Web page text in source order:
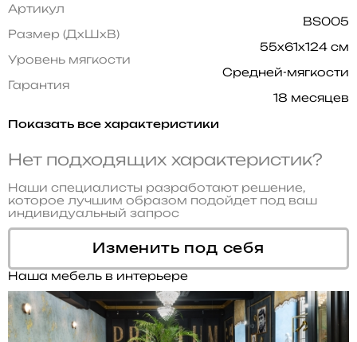
Артикул
BS005
Размер (ДхШхВ)
55x61x124 см
Уровень мягкости
Средней-мягкости
Гарантия
18 месяцев
Показать все характеристики
Нет подходящих характеристик?
Наши специалисты разработают решение,
которое лучшим образом подойдет под ваш
индивидуальный запрос
Изменить под себя
Наша мебель в интерьере